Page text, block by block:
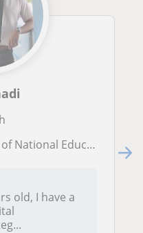
— EdTech & IT Specialist
old, I have a